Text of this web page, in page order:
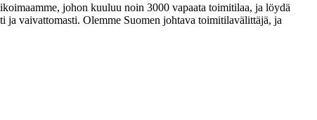
johon kuuluu noin 3000 vapaata toimitilaa, ja löydä
vaivattomasti. Olemme Suomen johtava toimitilavälittäjä, ja